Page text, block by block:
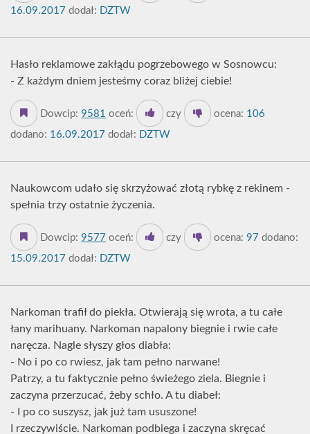
16.09.2017 dodał: DZTW
Hasło reklamowe zakłądu pogrzebowego w Sosnowcu:
- Z każdym dniem jesteśmy coraz bliżej ciebie!
Dowcip: 9581 oceń: czy ocena: 106
dodano: 16.09.2017 dodał: DZTW
Naukowcom udało się skrzyżować złotą rybkę z rekinem -
spełnia trzy ostatnie życzenia.
Dowcip: 9577 oceń: czy ocena: 97 dodano:
15.09.2017 dodał: DZTW
Narkoman trafił do piekła. Otwierają się wrota, a tu całe
łany marihuany. Narkoman napalony biegnie i rwie całe
naręcza. Nagle słyszy głos diabła:
- No i po co rwiesz, jak tam pełno narwane!
Patrzy, a tu faktycznie pełno świeżego ziela. Biegnie i
zaczyna przerzucać, żeby schło. A tu diabeł:
- I po co suszysz, jak już tam ususzone!
I rzeczywiście. Narkoman podbiega i zaczyna skręcać